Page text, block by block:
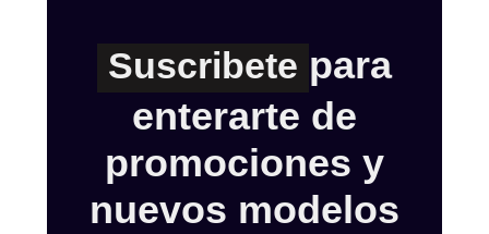
Suscribete para
enterarte de
promociones y
nuevos modelos